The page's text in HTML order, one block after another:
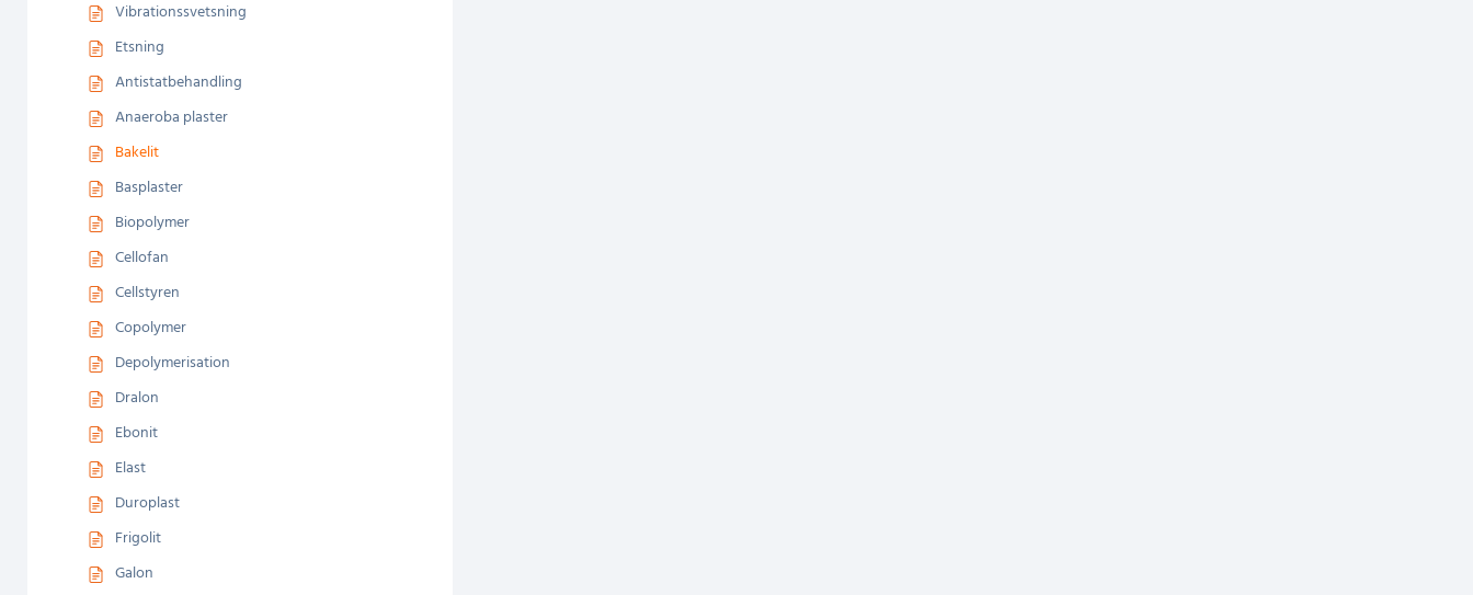
Vibrationssvetsning
Etsning
Antistatbehandling
Anaeroba plaster
Bakelit
Basplaster
Biopolymer
Cellofan
Cellstyren
Copolymer
Depolymerisation
Dralon
Ebonit
Elast
Duroplast
Frigolit
Galon